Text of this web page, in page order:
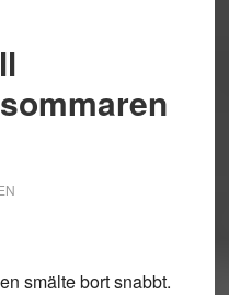
smälte bort snabbt.